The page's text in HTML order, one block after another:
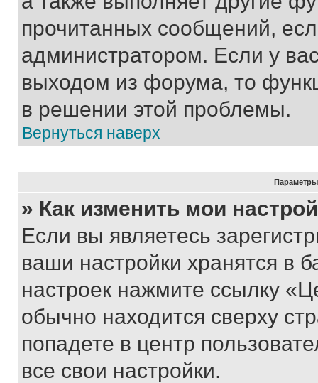
прочитанных сообщений,
администратором. Если у
выходом из форума, то
в решении этой проблемы.
Вернуться наверх
Параметры
» Как изменить мои
Если вы являетесь
ваши настройки хранятся в
настроек нажмите ссылку
обычно находится сверху
попадете в центр
все свои настройки.